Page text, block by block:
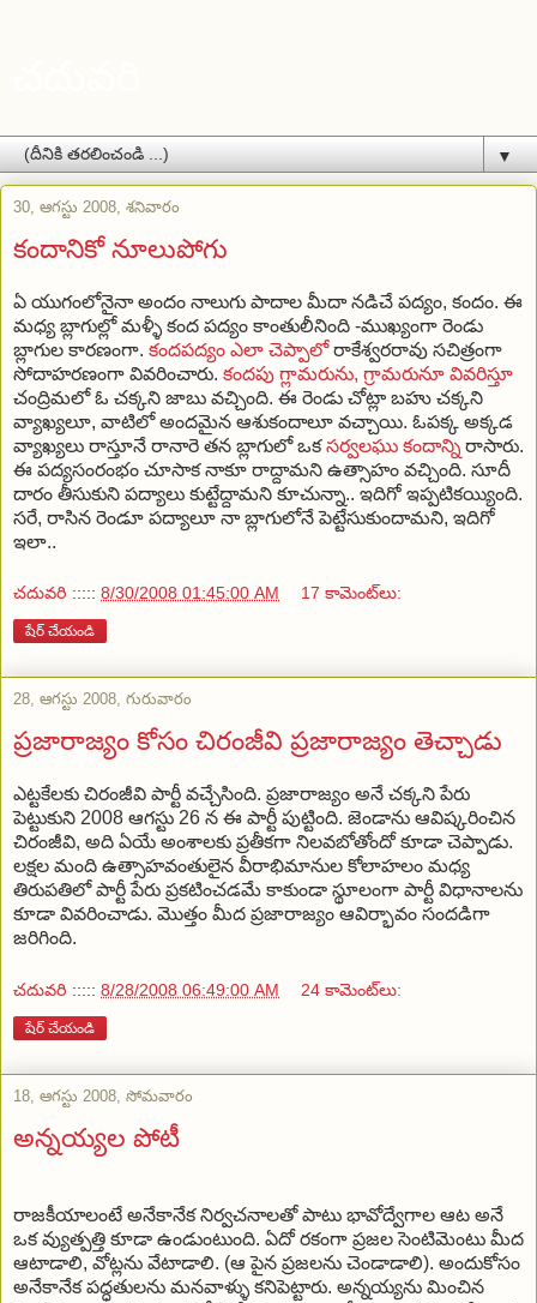
▼
30, ఆగస్టు 2008, శనివారం
కందానికో నూలుపోగు
ఏ యుగంలోనైనా అందం నాలుగు పాదాల మీదా నడిచే పద్యం, కందం. ఈ
మధ్య బ్లాగుల్లో మళ్ళీ కంద పద్యం కాంతులీనింది -ముఖ్యంగా రెండు
బ్లాగుల కారణంగా. కందపద్యం ఎలా చెప్పాలోరాకేశ్వరరావు సచిత్రంగా
సోదాహరణంగా వివరించారు. కందపు గ్లామరును, గ్రామరునూ వివరిస్తూ
చంద్రిమలో ఓ చక్కని జాబు వచ్చింది. ఈ రెండు చోట్లా బహు చక్కని
వ్యాఖ్యలూ, వాటిలో అందమైన ఆశుకందాలూ వచ్చాయి. ఓపక్క అక్కడ
వ్యాఖ్యలు రాస్తూనే రానారె తన బ్లాగులో ఒకసర్వలఘు కందాన్ని రాసారు.
ఈ పద్యసంరంభం చూసాక నాకూ రాద్దామని ఉత్సాహం వచ్చింది. సూదీ
దారం తీసుకుని పద్యాలు కుట్టేద్దామని కూచున్నా.. ఇదిగో ఇప్పటికయ్యింది.
సరే, రాసిన రెండూ పద్యాలూ నా బ్లాగులోనే పెట్టేసుకుందామని, ఇదిగో
ఇలా..
చదువరి ::::: 8/30/2008 01:45:00 AM 17 కామెంట్‌లు:
షేర్ చేయండి
28, ఆగస్టు 2008, గురువారం
ప్రజారాజ్యం కోసం చిరంజీవి ప్రజారాజ్యం తెచ్చాడు
ఎట్టకేలకు చిరంజీవి పార్టీ వచ్చేసింది. ప్రజారాజ్యం అనే చక్కని పేరు
పెట్టుకుని 2008 ఆగస్టు 26 న ఈ పార్టీ పుట్టింది. జెండాను ఆవిష్కరించిన
చిరంజీవి, అది ఏయే అంశాలకు ప్రతీకగా నిలవబోతోందో కూడా చెప్పాడు.
లక్షల మంది ఉత్సాహవంతులైన వీరాభిమానుల కోలాహలం మధ్య
తిరుపతిలో పార్టీ పేరు ప్రకటించడమే కాకుండా స్థూలంగా పార్టీ విధానాలను
కూడా వివరించాడు. మొత్తం మీద ప్రజారాజ్యం ఆవిర్భావం సందడిగా
జరిగింది.
చదువరి ::::: 8/28/2008 06:49:00 AM 24 కామెంట్‌లు:
షేర్ చేయండి
18, ఆగస్టు 2008, సోమవారం
అన్నయ్యల పోటీ
రాజకీయాలంటే అనేకానేక నిర్వచనాలతో పాటు భావోద్వేగాల ఆట అనే
ఒక వ్యుత్పత్తి కూడా ఉండుంటుంది. ఏదో రకంగా ప్రజల సెంటిమెంటు మీద
ఆటాడాలి, వోట్లను వేటాడాలి. (ఆ పైన ప్రజలను చెండాడాలి). అందుకోసం
అనేకానేక పద్ధతులను మనవాళ్ళు కనిపెట్టారు. అన్నయ్యను మించిన